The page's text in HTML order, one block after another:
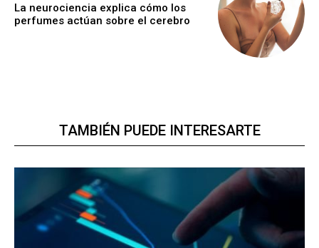
La neurociencia explica cómo los
perfumes actúan sobre el cerebro
TAMBIÉN PUEDE INTERESARTE